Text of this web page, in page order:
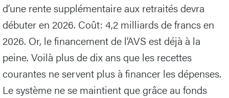
d’une rente supplémentaire aux retraités devra
débuter en 2026. Coût: 4,2 milliards de francs en
2026. Or, le financement de l’AVS est déjà à la
peine. Voilà plus de dix ans que les recettes
courantes ne servent plus à financer les dépenses.
Le système ne se maintient que grâce au fonds